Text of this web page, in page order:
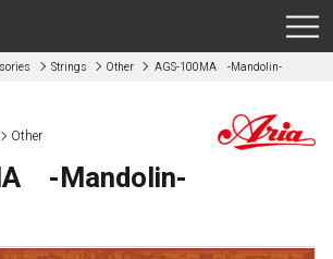
Strings Other AGS-100MA -Mandolin-
Other
-Mandolin-